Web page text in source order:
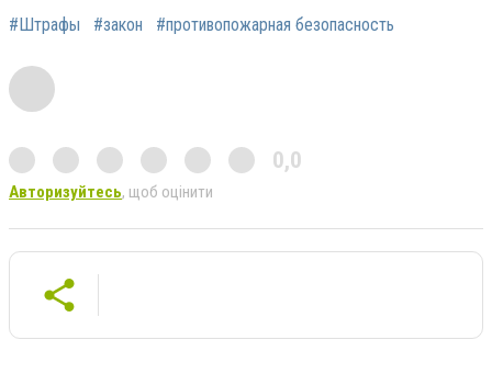
#Штрафы #закон #противопожарная безопасность
0,0
Авторизуйтесь, щоб оцінити